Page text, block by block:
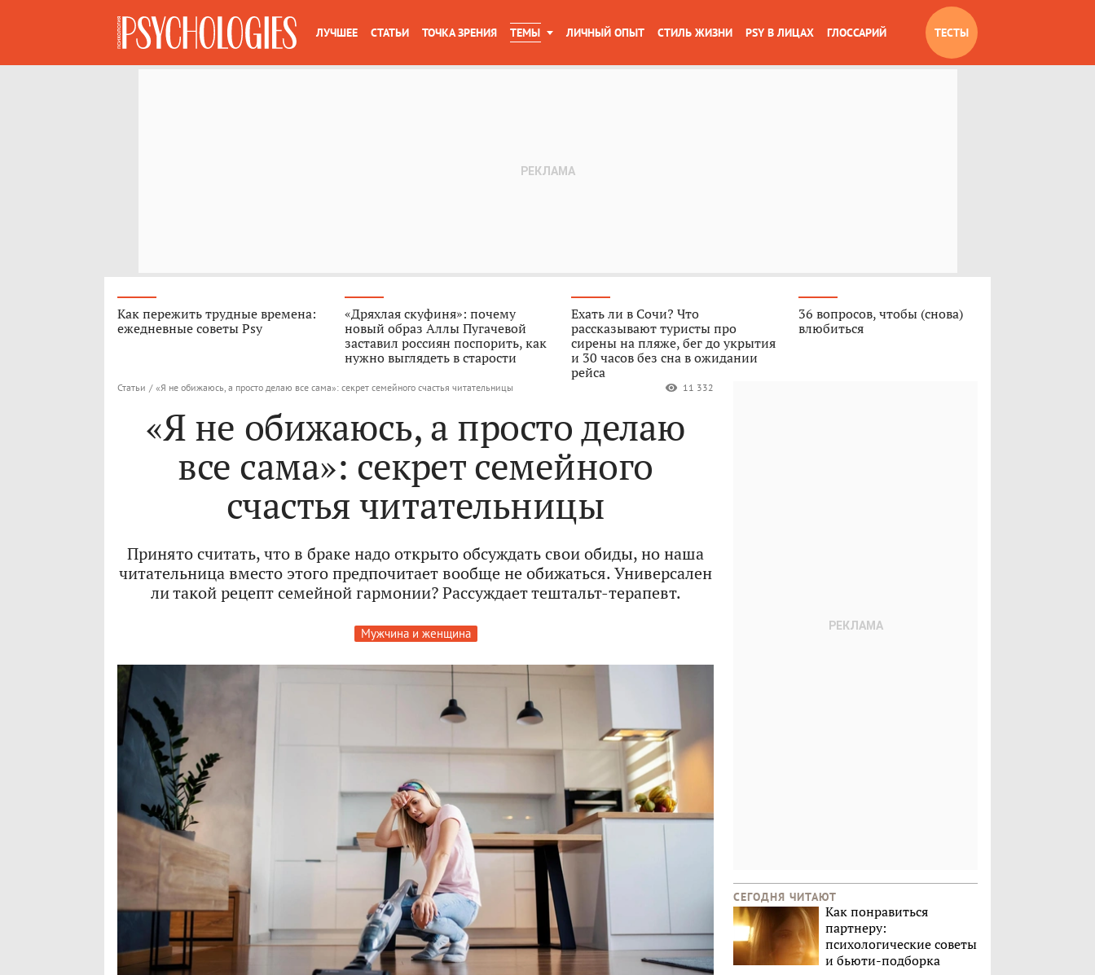
ЛУЧШЕЕ СТАТЬИ ТОЧКА ЗРЕНИЯ ТЕМЫ ЛИЧНЫЙ ОПЫТ СТИЛЬ ЖИЗНИ PSY В ЛИЦАХ ГЛОССАРИЙ ТЕСТЫ
Как пережить трудные времена:
ежедневные советы Psy
«Дряхлая скуфиня»: почему
новый образ Аллы Пугачевой
заставил россиян поспорить, как
нужно выглядеть в старости
Ехать ли в Сочи? Что
рассказывают туристы про
сирены на пляже, бег до укрытия
и 30 часов без сна в ожидании
рейса
36 вопросов, чтобы (снова)
влюбиться
Статьи / «Я не обижаюсь, а просто делаю все сама»: секрет семейного счастья читательницы 11 332
«Я не обижаюсь, а просто делаю
все сама»: секрет семейного
счастья читательницы
Принято считать, что в браке надо открыто обсуждать свои обиды, но наша
читательница вместо этого предпочитает вообще не обижаться. Универсален
ли такой рецепт семейной гармонии? Рассуждает тештальт-терапевт.
Мужчина и женщина
СЕГОДНЯ ЧИТАЮТ
Как понравиться
партнеру:
психологические советы
и бьюти-подборка